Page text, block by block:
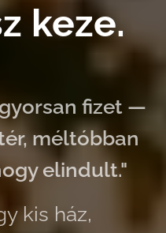
keze.
fizet —
méltóbban
elindult."
kis ház,